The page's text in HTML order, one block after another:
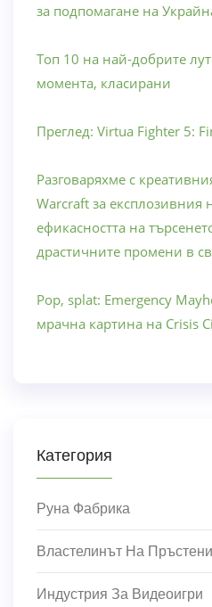
за подпомагане на
Топ 10 на най-добрите
момента, класирани
Преглед: Virtua Fighter 5:
Разговаряхме с
Warcraft за експлозивния
ефикасността на
драстичните промени в
Pop, splat: Emergency
мрачна картина на Crisis
Категория
Руна Фабрика
Властелинът На
Индустрия За Видеоигри